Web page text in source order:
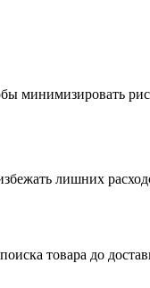
минимизировать
лишних
товара до